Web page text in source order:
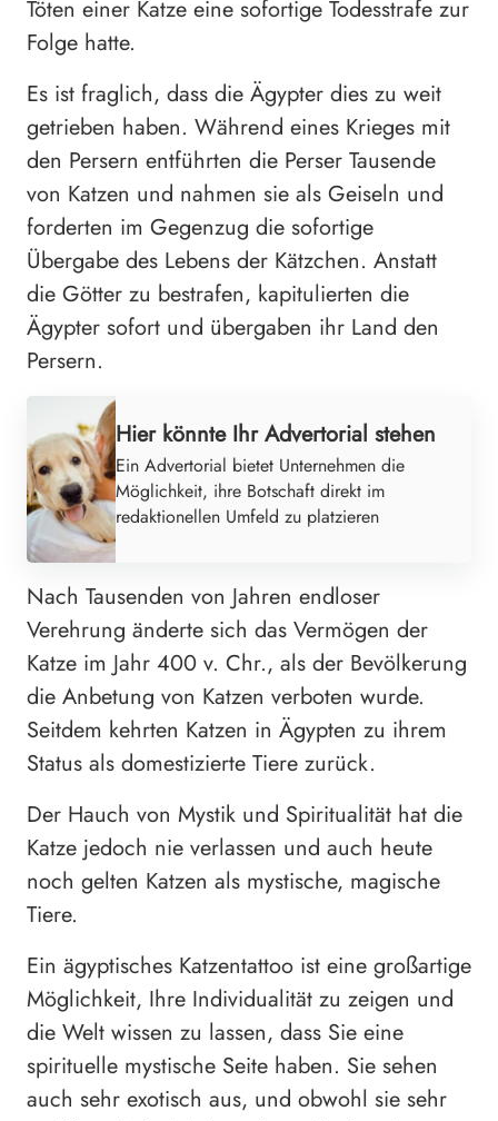
Töten einer Katze eine sofortige Todesstrafe zur
Folge hatte.
Es ist fraglich, dass die Ägypter dies zu weit
getrieben haben. Während eines Krieges mit
den Persern entführten die Perser Tausende
von Katzen und nahmen sie als Geiseln und
forderten im Gegenzug die sofortige
Übergabe des Lebens der Kätzchen. Anstatt
die Götter zu bestrafen, kapitulierten die
Ägypter sofort und übergaben ihr Land den
Persern.
Hier könnte Ihr Advertorial stehen
Ein Advertorial bietet Unternehmen die
Möglichkeit, ihre Botschaft direkt im
redaktionellen Umfeld zu platzieren
Nach Tausenden von Jahren endloser
Verehrung änderte sich das Vermögen der
Katze im Jahr 400 v. Chr., als der Bevölkerung
die Anbetung von Katzen verboten wurde.
Seitdem kehrten Katzen in Ägypten zu ihrem
Status als domestizierte Tiere zurück.
Der Hauch von Mystik und Spiritualität hat die
Katze jedoch nie verlassen und auch heute
noch gelten Katzen als mystische, magische
Tiere.
Ein ägyptisches Katzentattoo ist eine großartige
Möglichkeit, Ihre Individualität zu zeigen und
die Welt wissen zu lassen, dass Sie eine
spirituelle mystische Seite haben. Sie sehen
auch sehr exotisch aus, und obwohl sie sehr